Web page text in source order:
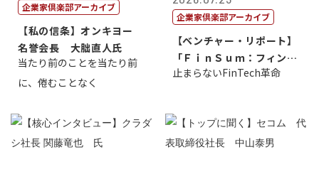
企業家倶楽部アーカイブ
【私の信条】オンキヨー
名誉会長 大朏直人氏
当たり前のことを当たり前
に、倦むことなく
企業家倶楽部アーカイブ
【ベンチャー・リポート】
「ＦｉｎＳｕｍ：フィンテ
ック・サミッ...
止まらないFinTech革命